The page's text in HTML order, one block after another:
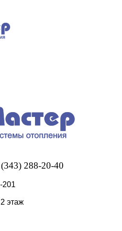
288-20-40
201
этаж